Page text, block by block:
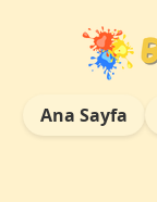
Ana Sayfa